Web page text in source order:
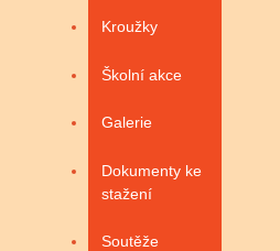
Kroužky
Školní akce
Galerie
Dokumenty ke
stažení
Soutěže